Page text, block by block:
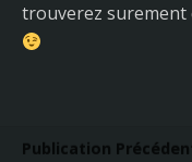
trouverez surement
Publication